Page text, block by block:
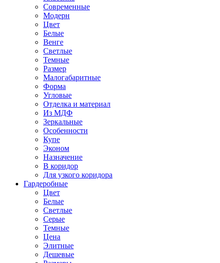
Современные
Модерн
Цвет
Белые
Венге
Светлые
Темные
Размер
Малогабаритные
Форма
Угловые
Отделка и материал
Из МДФ
Зеркальные
Особенности
Купе
Эконом
Назначение
В коридор
Для узкого коридора
Гардеробные
Цвет
Белые
Светлые
Серые
Темные
Цена
Элитные
Дешевые